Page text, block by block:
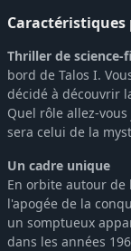
Thriller de science-
bord de Talos I.
décidé à découvrir
Quel rôle allez-
sera celui de la
Un cadre unique
En orbite autour de
l'apogée de la
un somptueux
dans les années